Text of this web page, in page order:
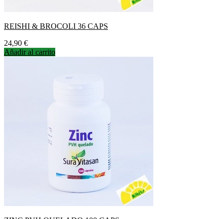
REISHI & BROCOLI 36 CAPS
Precio
24,90 €
Añadir al carrito